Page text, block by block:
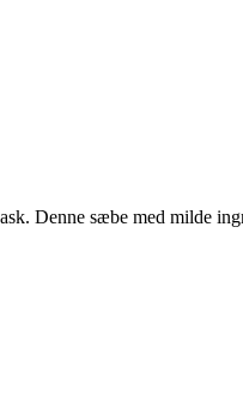
Denne sæbe med milde